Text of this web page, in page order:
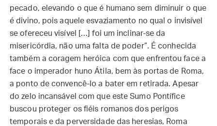
pecado, elevando o que é humano sem diminuir o que
é divino, pois aquele esvaziamento no qual o invisível
se ofereceu visível […] foi um inclinar-se da
misericórdia, não uma falta de poder”. É conhecida
também a coragem heróica com que enfrentou face a
face o imperador huno Átila, bem às portas de Roma,
a ponto de convencê-lo a bater em retirada. Apesar
do zelo incansável com que este Sumo Pontífice
buscou proteger os fiéis romanos dos perigos
temporais e da perversidade das heresias, Roma